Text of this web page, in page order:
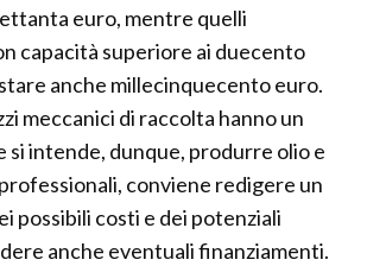
euro, mentre quelli
capacità superiore ai duecento
anche millecinquecento euro.
meccanici di raccolta hanno un
si intende, dunque, produrre olio e
conviene redigere un
possibili costi e dei potenziali
anche eventuali finanziamenti.